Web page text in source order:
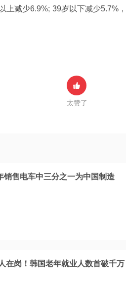
上减少6.9%; 39岁以下减少5.7%
太赞了
销售电车中三分之一为中国制造
在岗！韩国老年就业人数首破千万